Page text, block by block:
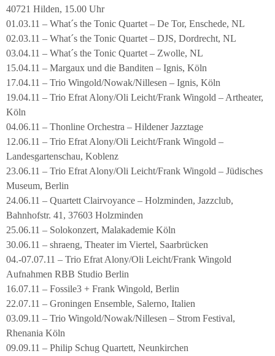
40721 Hilden, 15.00 Uhr
01.03.11 – What´s the Tonic Quartet – De Tor, Enschede, NL
02.03.11 – What´s the Tonic Quartet – DJS, Dordrecht, NL
03.04.11 – What´s the Tonic Quartet – Zwolle, NL
15.04.11 – Margaux und die Banditen – Ignis, Köln
17.04.11 – Trio Wingold/Nowak/Nillesen – Ignis, Köln
19.04.11 – Trio Efrat Alony/Oli Leicht/Frank Wingold – Artheater,
Köln
04.06.11 – Thonline Orchestra – Hildener Jazztage
12.06.11 – Trio Efrat Alony/Oli Leicht/Frank Wingold –
Landesgartenschau, Koblenz
23.06.11 – Trio Efrat Alony/Oli Leicht/Frank Wingold – Jüdisches
Museum, Berlin
24.06.11 – Quartett Clairvoyance – Holzminden, Jazzclub,
Bahnhofstr. 41, 37603 Holzminden
25.06.11 – Solokonzert, Malakademie Köln
30.06.11 – shraeng, Theater im Viertel, Saarbrücken
04.-07.07.11 – Trio Efrat Alony/Oli Leicht/Frank Wingold
Aufnahmen RBB Studio Berlin
16.07.11 – Fossile3 + Frank Wingold, Berlin
22.07.11 – Groningen Ensemble, Salerno, Italien
03.09.11 – Trio Wingold/Nowak/Nillesen – Strom Festival,
Rhenania Köln
09.09.11 – Philip Schug Quartett, Neunkirchen